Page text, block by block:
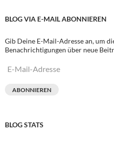
BLOG VIA E-MAIL ABONNIEREN
Gib Deine E-Mail-Adresse an, um
Benachrichtigungen über neue
E-
ABONNIEREN
BLOG STATS